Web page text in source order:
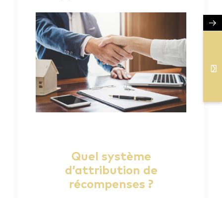
Quel système
d’attribution de
récompenses ?
→